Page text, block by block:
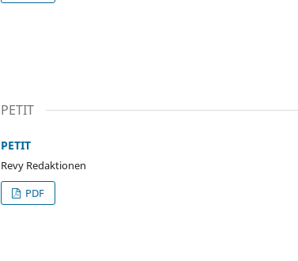
PETIT
PETIT
Revy Redaktionen
PDF